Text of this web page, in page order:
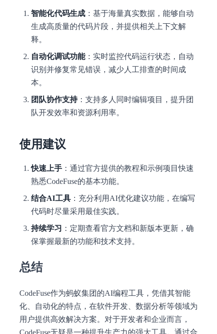
智能化代码生成 ：基于海量真实数据，能够自动
生成高质量的代码片段，并提供相关上下文解
释。
自动化调试功能：实时监控代码运行状态，自动
识别并修复常见错误，减少人工排查的时间成
本。
团队协作支持：支持多人同时编辑项目，提升团
队开发效率和资源利用率。
使用建议
快速上手 ：通过官方提供的教程和示例项目快速
熟悉CodeFuse的基本功能。
结合AI工具 ：充分利用AI优化建议功能，在编写
代码时尽量采用最佳实践。
持续学习 ：定期查看官方文档和新版本更新，确
保掌握最新的功能和技术支持。
总结
CodeFuse作为蚂蚁集团的AI编程工具，凭借其智能
化、自动化的特点，在软件开发、数据分析等领域为
用户提供高效解决方案。对于开发者和企业而言，
CodeFuse无疑是一种提升生产力的强大工具。通过合